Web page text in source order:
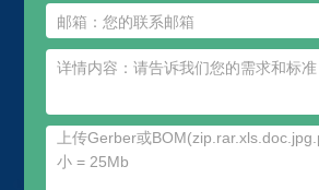
上传Gerber或
小 = 25Mb